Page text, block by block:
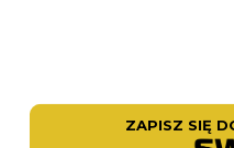
ZAPISZ SIĘ